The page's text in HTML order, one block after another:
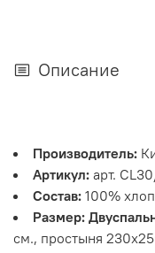
Описание
Производитель:
Артикул: арт.
Состав: 100%
Размер:
см., простыня